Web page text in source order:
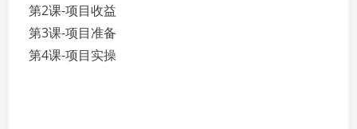
第2课-项目收益
第3课-项目准备
第4课-项目实操